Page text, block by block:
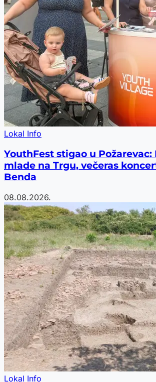
Lokal Info
YouthFest stigao u Požarevac:
mlade na Trgu, večeras
Benda
08.08.2026.
Lokal Info